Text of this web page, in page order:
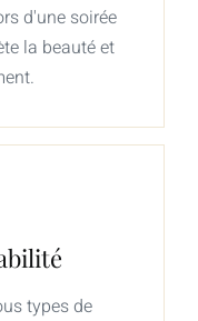
d'une soirée
la beauté et
types de